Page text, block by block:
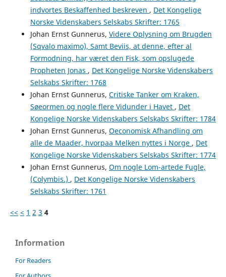
indvortes Beskaffenhed beskreven , Det Kongelige
Norske Videnskabers Selskabs Skrifter: 1765
Johan Ernst Gunnerus, Videre Oplysning om Brugden
(Sqvalo maximo), Samt Beviis, at denne, efter al
Formodning, har været den Fisk, som opslugede
Propheten Jonas , Det Kongelige Norske Videnskabers
Selskabs Skrifter: 1768
Johan Ernst Gunnerus, Critiske Tanker om Kraken,
Søeormen og nogle flere Vidunder i Havet , Det
Kongelige Norske Videnskabers Selskabs Skrifter: 1784
Johan Ernst Gunnerus, Oeconomisk Afhandling om
alle de Maader, hvorpaa Melken nyttes i Norge , Det
Kongelige Norske Videnskabers Selskabs Skrifter: 1774
Johan Ernst Gunnerus, Om nogle Lom-artede Fugle,
(Colymbis.) , Det Kongelige Norske Videnskabers
Selskabs Skrifter: 1761
<< < 1 2 3 4
Information
For Readers